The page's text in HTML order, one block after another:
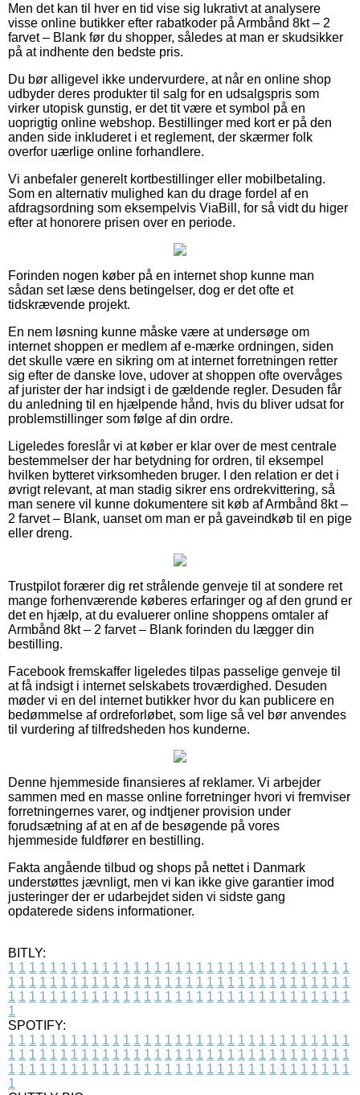
Men det kan til hver en tid vise sig lukrativt at analysere
visse online butikker efter rabatkoder på Armbånd 8kt – 2
farvet – Blank før du shopper, således at man er skudsikker
på at indhente den bedste pris.
Du bør alligevel ikke undervurdere, at når en online shop
udbyder deres produkter til salg for en udsalgspris som
virker utopisk gunstig, er det tit være et symbol på en
uoprigtig online webshop. Bestillinger med kort er på den
anden side inkluderet i et reglement, der skærmer folk
overfor uærlige online forhandlere.
Vi anbefaler generelt kortbestillinger eller mobilbetaling.
Som en alternativ mulighed kan du drage fordel af en
afdragsordning som eksempelvis ViaBill, for så vidt du higer
efter at honorere prisen over en periode.
Forinden nogen køber på en internet shop kunne man
sådan set læse dens betingelser, dog er det ofte et
tidskrævende projekt.
En nem løsning kunne måske være at undersøge om
internet shoppen er medlem af e-mærke ordningen, siden
det skulle være en sikring om at internet forretningen retter
sig efter de danske love, udover at shoppen ofte overvåges
af jurister der har indsigt i de gældende regler. Desuden får
du anledning til en hjælpende hånd, hvis du bliver udsat for
problemstillinger som følge af din ordre.
Ligeledes foreslår vi at køber er klar over de mest centrale
bestemmelser der har betydning for ordren, til eksempel
hvilken bytteret virksomheden bruger. I den relation er det i
øvrigt relevant, at man stadig sikrer ens ordrekvittering, så
man senere vil kunne dokumentere sit køb af Armbånd 8kt –
2 farvet – Blank, uanset om man er på gaveindkøb til en pige
eller dreng.
Trustpilot forærer dig ret strålende genveje til at sondere ret
mange forhenværende køberes erfaringer og af den grund er
det en hjælp, at du evaluerer online shoppens omtaler af
Armbånd 8kt – 2 farvet – Blank forinden du lægger din
bestilling.
Facebook fremskaffer ligeledes tilpas passelige genveje til
at få indsigt i internet selskabets troværdighed. Desuden
møder vi en del internet butikker hvor du kan publicere en
bedømmelse af ordreforløbet, som lige så vel bør anvendes
til vurdering af tilfredsheden hos kunderne.
Denne hjemmeside finansieres af reklamer. Vi arbejder
sammen med en masse online forretninger hvori vi fremviser
forretningernes varer, og indtjener provision under
forudsætning af at en af de besøgende på vores
hjemmeside fuldfører en bestilling.
Fakta angående tilbud og shops på nettet i Danmark
understøttes jævnligt, men vi kan ikke give garantier imod
justeringer der er udarbejdet siden vi sidste gang
opdaterede sidens informationer.
BITLY:
1 1 1 1 1 1 1 1 1 1 1 1 1 1 1 1 1 1 1 1 1 1 1 1 1 1 1 1 1 1 1 1 1
1 1 1 1 1 1 1 1 1 1 1 1 1 1 1 1 1 1 1 1 1 1 1 1 1 1 1 1 1 1 1 1 1
1 1 1 1 1 1 1 1 1 1 1 1 1 1 1 1 1 1 1 1 1 1 1 1 1 1 1 1 1 1 1 1 1
1
SPOTIFY:
1 1 1 1 1 1 1 1 1 1 1 1 1 1 1 1 1 1 1 1 1 1 1 1 1 1 1 1 1 1 1 1 1
1 1 1 1 1 1 1 1 1 1 1 1 1 1 1 1 1 1 1 1 1 1 1 1 1 1 1 1 1 1 1 1 1
1 1 1 1 1 1 1 1 1 1 1 1 1 1 1 1 1 1 1 1 1 1 1 1 1 1 1 1 1 1 1 1 1
1